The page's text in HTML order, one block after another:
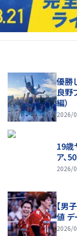
優勝
良野
編）
2026/
19歳
ア、
2026/
【男
値 デ
2026/